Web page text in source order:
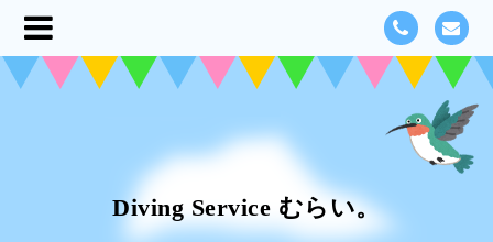
Diving Service むらい。